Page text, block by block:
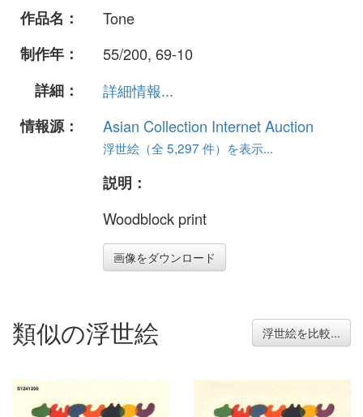
作品名：
Tone
制作年：
55/200, 69-10
詳細：
詳細情報...
情報源：
Asian Collection Internet Auction
浮世絵（全 5,297 件）を表示...
説明：
Woodblock print
画像をダウンロード
類似の浮世絵 浮世絵を比較...